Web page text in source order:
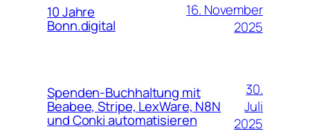
10 Jahre
Bonn.digital
16. November
2025
Spenden-Buchhaltung mit
Beabee, Stripe, LexWare, N8N
und Conki automatisieren
30.
Juli
2025